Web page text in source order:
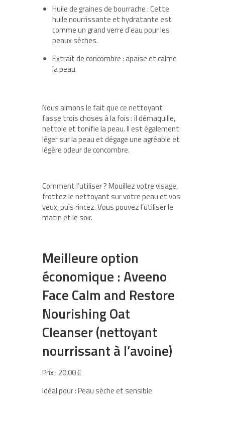
Huile de graines de bourrache : Cette
huile nourrissante et hydratante est
comme un grand verre d’eau pour les
peaux sèches.
Extrait de concombre : apaise et calme
la peau.
Nous aimons le fait que ce nettoyant
fasse trois choses à la fois : il démaquille,
nettoie et tonifie la peau. Il est également
léger sur la peau et dégage une agréable et
légère odeur de concombre.
Comment l’utiliser ? Mouillez votre visage,
frottez le nettoyant sur votre peau et vos
yeux, puis rincez. Vous pouvez l’utiliser le
matin et le soir.
Meilleure option
économique : Aveeno
Face Calm and Restore
Nourishing Oat
Cleanser (nettoyant
nourrissant à l’avoine)
Prix : 20,00 €
Idéal pour : Peau sèche et sensible